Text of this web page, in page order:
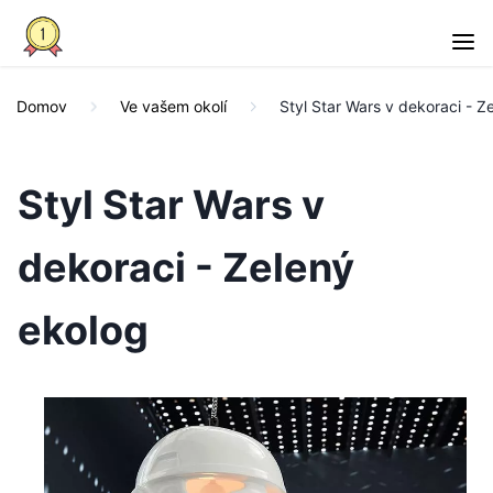
Domov Ve vašem okolí Styl Star Wars v dekoraci -
Styl Star Wars v
dekoraci - Zelený
ekolog